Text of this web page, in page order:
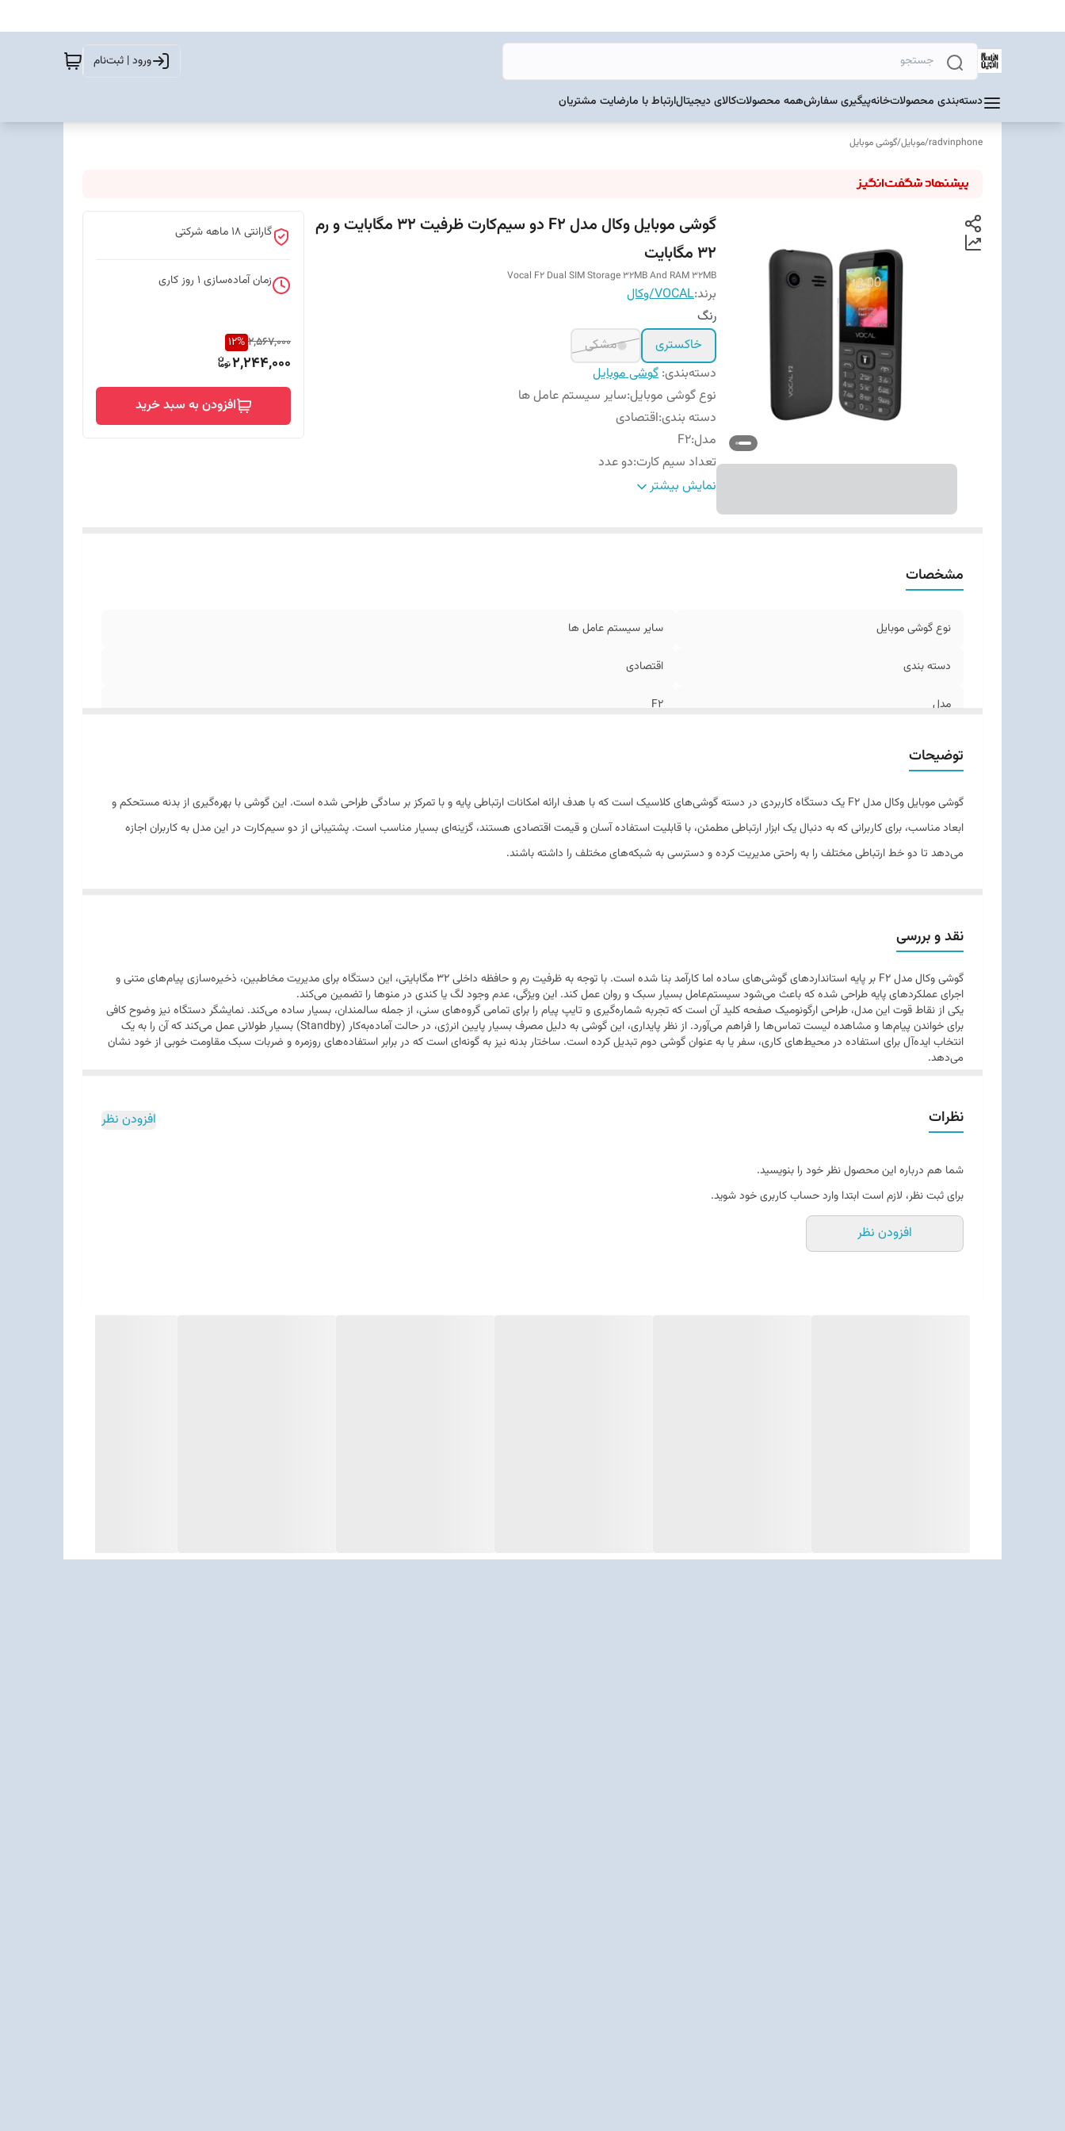
ورود | ثبت‌نام
دسته‌بندی محصولاتخانهپیگیری سفارشهمه محصولاتکالای دیجیتالارتباط با مارضایت مشتریان
radvinphone
/موبایل/گوشی موبایل
گوشی موبایل وکال مدل F2 دو سیم‌کارت ظرفیت 32 مگابایت و رم
32 مگابایت
Vocal F2 Dual SIM Storage 32MB And RAM 32MB
برند:VOCAL/وکال
رنگ
خاکستری
مشکی
دسته‌بندی: گوشی موبایل
نوع گوشی موبایل:سایر سیستم عامل ها
دسته ‌بندی:اقتصادی
مدل:
F2
تعداد سیم کارت:دو عدد
ویژگی‌های
پشتیبانی از شماره گیری سریع/ امکان تماس از طریق بلوتوث/ مجهز نمایش بیشتر
گارانتی 18 ماهه شرکتی
زمان آماده‌سازی 1 روز کاری
2,567,000
12%
2,244,000
افزودن به سبد خرید
مشخصات
نوع گوشی موبایل سایر سیستم عامل ها
دسته ‌بندی اقتصادی
مدل F2
توضیحات
گوشی موبایل وکال مدل F2 یک دستگاه کاربردی در دسته گوشی‌های کلاسیک است که با هدف ارائه امکانات ارتباطی پایه و با تمرکز بر سادگی طراحی شده است. این گوشی با بهره‌گیری از بدنه مستحکم و
ابعاد مناسب، برای کاربرانی که به دنبال یک ابزار ارتباطی مطمئن، با قابلیت استفاده آسان و قیمت اقتصادی هستند، گزینه‌ای بسیار مناسب است. پشتیبانی از دو سیم‌کارت در این مدل به کاربران اجازه
می‌دهد تا دو خط ارتباطی مختلف را به راحتی مدیریت کرده و دسترسی به شبکه‌های مختلف را داشته باشند.
نقد و بررسی
گوشی وکال مدل F2 بر پایه استانداردهای گوشی‌های ساده اما کارآمد بنا شده است. با توجه به ظرفیت رم و حافظه داخلی ۳۲ مگابایتی، این دستگاه برای مدیریت مخاطبین، ذخیره‌سازی پیام‌های متنی و
اجرای عملکردهای پایه طراحی شده که باعث می‌شود سیستم‌عامل بسیار سبک و روان عمل کند. این ویژگی، عدم وجود لگ یا کندی در منوها را تضمین می‌کند.
یکی از نقاط قوت این مدل، طراحی ارگونومیک صفحه کلید آن است که تجربه شماره‌گیری و تایپ پیام را برای تمامی گروه‌های سنی، از جمله سالمندان، بسیار ساده می‌کند. نمایشگر دستگاه نیز وضوح کافی
برای خواندن پیام‌ها و مشاهده لیست تماس‌ها را فراهم می‌آورد. از نظر پایداری، این گوشی به دلیل مصرف بسیار پایین انرژی، در حالت آماده‌به‌کار (Standby) بسیار طولانی عمل می‌کند که آن را به یک
انتخاب ایده‌آل برای استفاده در محیط‌های کاری، سفر یا به عنوان گوشی دوم تبدیل کرده است. ساختار بدنه نیز به گونه‌ای است که در برابر استفاده‌های روزمره و ضربات سبک مقاومت خوبی از خود نشان
می‌دهد.
نظرات افزودن نظر
شما هم درباره این محصول نظر خود را بنویسید.
برای ثبت نظر، لازم است ابتدا وارد حساب کاربری خود شوید.
افزودن نظر